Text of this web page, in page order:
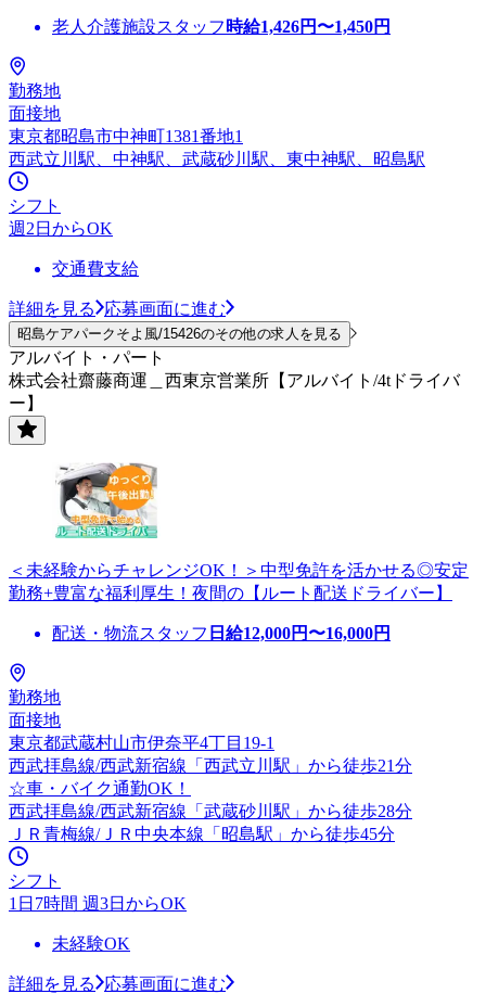
老人介護施設スタッフ 時給1,426円〜1,450円
勤務地
面接地
東京都昭島市中神町1381番地1
西武立川駅、中神駅、武蔵砂川駅、東中神駅、昭島駅
シフト
週2日からOK
交通費支給
詳細を見る 応募画面に進む
昭島ケアパークそよ風/15426のその他の求人を見る
アルバイト・パート
株式会社齋藤商運＿西東京営業所【アルバイト/4tドライバ
ー】
＜未経験からチャレンジOK！＞中型免許を活かせる◎安定
勤務+豊富な福利厚生！夜間の【ルート配送ドライバー】
配送・物流スタッフ 日給12,000円〜16,000円
勤務地
面接地
東京都武蔵村山市伊奈平4丁目19-1
西武拝島線/西武新宿線「西武立川駅」から徒歩21分
☆車・バイク通勤OK！
西武拝島線/西武新宿線「武蔵砂川駅」から徒歩28分
ＪＲ青梅線/ＪＲ中央本線「昭島駅」から徒歩45分
シフト
1日7時間 週3日からOK
未経験OK
詳細を見る
応募画面に進む